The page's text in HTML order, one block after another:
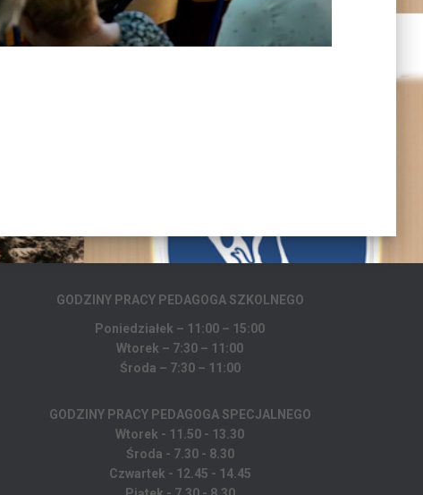
GODZINY PRACY PEDAGOGA SZKOLNEGO
Poniedziałek – 11:00 – 15:00
Wtorek – 7:30 – 11:00
Środa – 7:30 – 11:00
GODZINY PRACY PEDAGOGA SPECJALNEGO
Wtorek - 11.50 - 13.30
Środa - 7.30 - 8.30
Czwartek - 12.45 - 14.45